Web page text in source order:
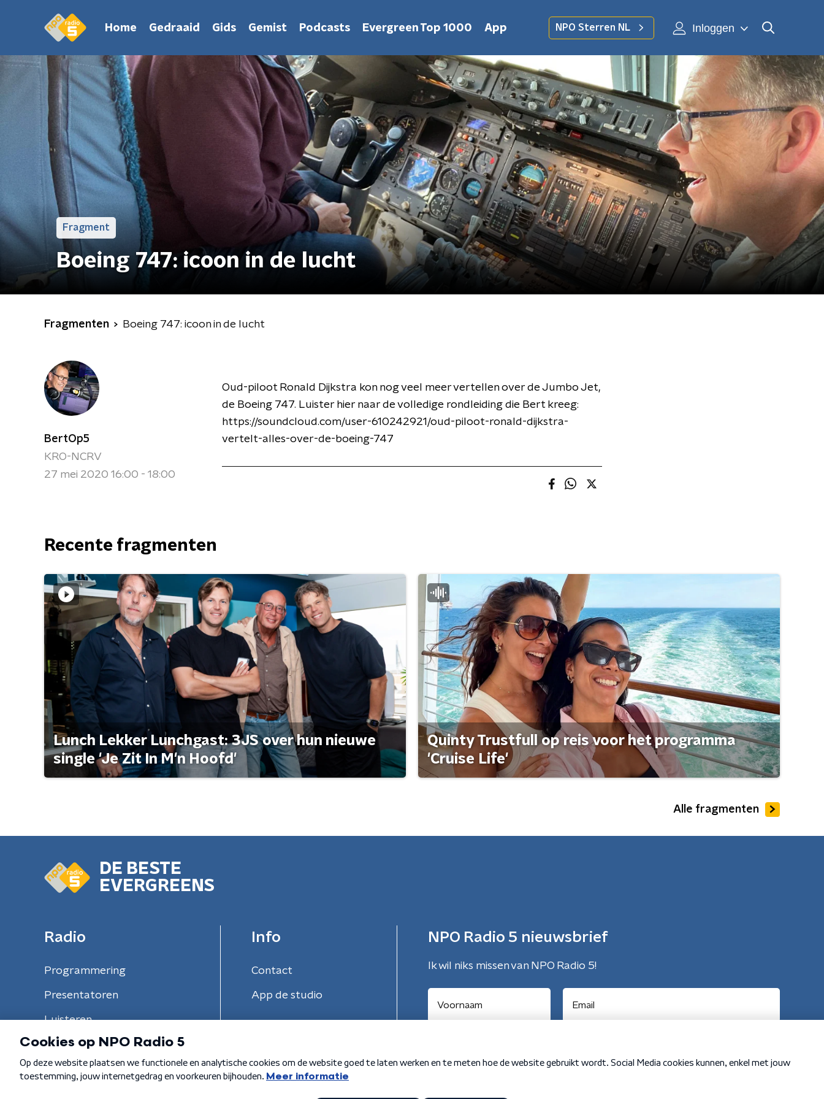
Home Gedraaid Gids Gemist Podcasts Evergreen Top 1000 App NPO Sterren NL Inloggen
Fragment
Boeing 747: icoon in de lucht
Fragmenten Boeing 747: icoon in de lucht
BertOp5
KRO-NCRV
27 mei 2020 16:00 - 18:00
Oud-piloot Ronald Dijkstra kon nog veel meer vertellen over de Jumbo Jet,
de Boeing 747. Luister hier naar de volledige rondleiding die Bert kreeg:
https://soundcloud.com/user-610242921/oud-piloot-ronald-dijkstra-
vertelt-alles-over-de-boeing-747
Recente fragmenten
Lunch Lekker Lunchgast: 3JS over hun nieuwe
single 'Je Zit In M'n Hoofd'
Quinty Trustfull op reis voor het programma
'Cruise Life'
Alle fragmenten
DE BESTE
EVERGREENS
Radio
Programmering
Presentatoren
Luisteren
Info
Contact
App de studio
NPO Radio 5 nieuwsbrief
Ik wil niks missen van NPO Radio 5!
Algemene voorwaarden Privacybeleid